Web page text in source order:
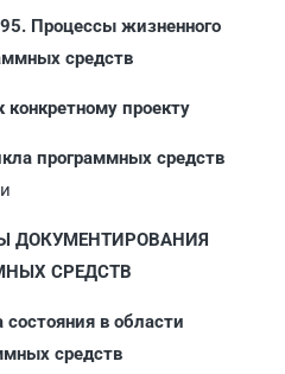
Процессы жизненного
средств
проекту
программных средств
ДОКУМЕНТИРОВАНИЯ
СРЕДСТВ
в области
средств